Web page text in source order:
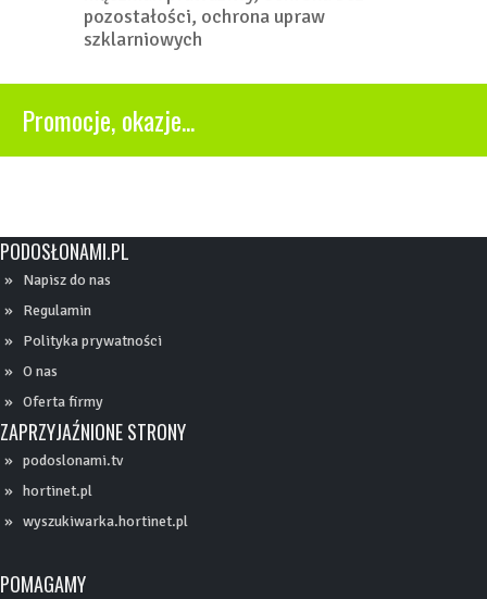
Promocje, okazje...
PODOSŁONAMI.PL
Napisz do nas
Regulamin
Polityka prywatności
O nas
Oferta firmy
ZAPRZYJAŹNIONE STRONY
podoslonami.tv
hortinet.pl
wyszukiwarka.hortinet.pl
POMAGAMY